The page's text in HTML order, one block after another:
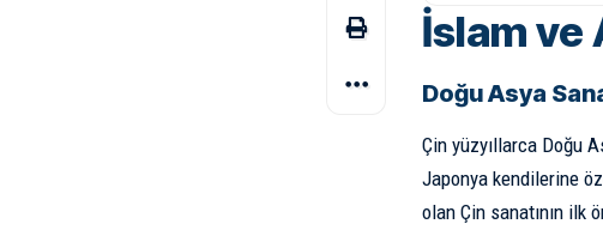
İslam ve
Doğu Asya
Çin yüzyıllarca Doğu
Japonya kendilerine
olan Çin sanatının ilk